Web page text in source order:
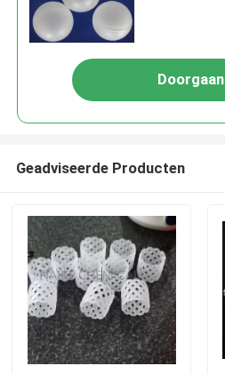
Doorgaan
Geadviseerde Producten